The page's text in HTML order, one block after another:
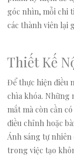
góc nhìn, mỗi chi
các thành viên lại
Thiết Kế
Để thực hiện điều
chìa khóa. Những
mắt mà còn cần
điều chỉnh hoặc
Ánh sáng tự
trong việc tạo